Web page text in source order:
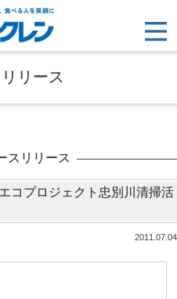
リース
スリリース
コプロジェクト忠別川清掃活
2011.07.04